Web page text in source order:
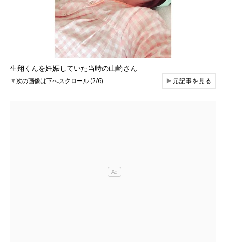
生翔くんを妊娠していた当時の山崎さん
▼次の画像は下へスクロール (2/6) ▶元記事を見る